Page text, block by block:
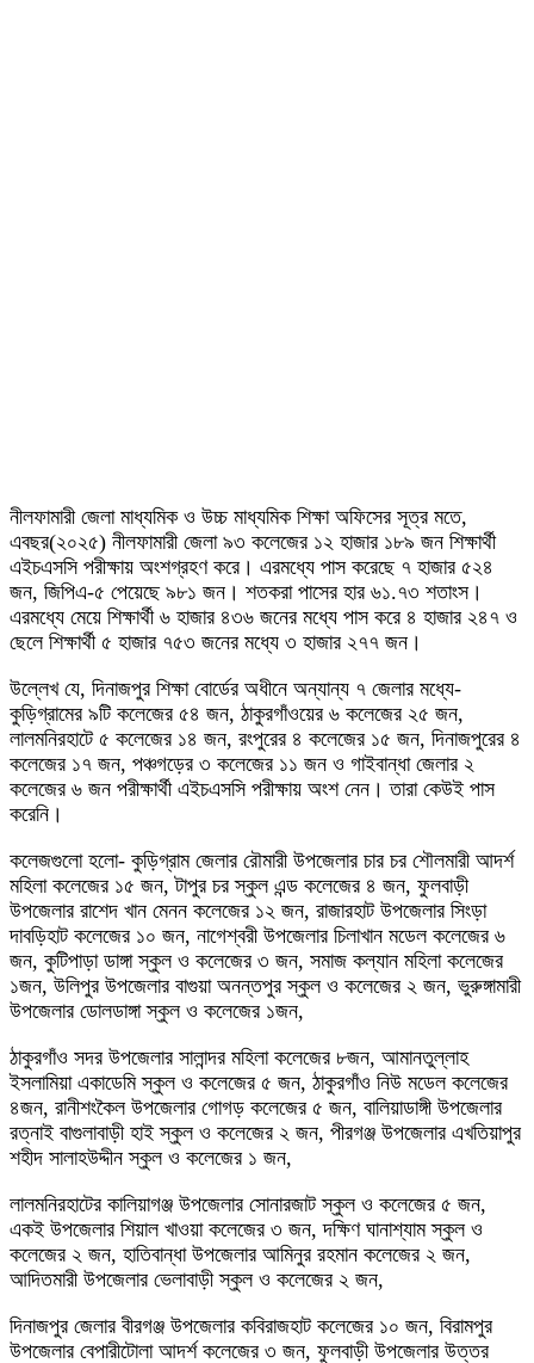
নীলফামারী জেলা মাধ্যমিক ও উচ্চ মাধ্যমিক শিক্ষা অফিসের সূত্র মতে,
এবছর(২০২৫) নীলফামারী জেলা ৯৩ কলেজের ১২ হাজার ১৮৯ জন শিক্ষার্থী
এইচএসসি পরীক্ষায় অংশগ্রহণ করে। এরমধ্যে পাস করেছে ৭ হাজার ৫২৪
জন, জিপিএ-৫ পেয়েছে ৯৮১ জন। শতকরা পাসের হার ৬১.৭৩ শতাংস।
এরমধ্যে মেয়ে শিক্ষার্থী ৬ হাজার ৪৩৬ জনের মধ্যে পাস করে ৪ হাজার ২৪৭ ও
ছেলে শিক্ষার্থী ৫ হাজার ৭৫৩ জনের মধ্যে ৩ হাজার ২৭৭ জন।
উল্লেখ যে, দিনাজপুর শিক্ষা বোর্ডের অধীনে অন্যান্য ৭ জেলার মধ্যে-
কুড়িগ্রামের ৯টি কলেজের ৫৪ জন, ঠাকুরগাঁওয়ের ৬ কলেজের ২৫ জন,
লালমনিরহাটে ৫ কলেজের ১৪ জন, রংপুরের ৪ কলেজের ১৫ জন, দিনাজপুরের ৪
কলেজের ১৭ জন, পঞ্চগড়ের ৩ কলেজের ১১ জন ও গাইবান্ধা জেলার ২
কলেজের ৬ জন পরীক্ষার্থী এইচএসসি পরীক্ষায় অংশ নেন। তারা কেউই পাস
করেনি।
কলেজগুলো হলো- কুড়িগ্রাম জেলার রৌমারী উপজেলার চার চর শৌলমারী আদর্শ
মহিলা কলেজের ১৫ জন, টাপুর চর স্কুল এন্ড কলেজের ৪ জন, ফুলবাড়ী
উপজেলার রাশেদ খান মেনন কলেজের ১২ জন, রাজারহাট উপজেলার সিংড়া
দাবড়িহাট কলেজের ১০ জন, নাগেশ্বরী উপজেলার চিলাখান মডেল কলেজের ৬
জন, কুটিপাড়া ডাঙ্গা স্কুল ও কলেজের ৩ জন, সমাজ কল্যান মহিলা কলেজের
১জন, উলিপুর উপজেলার বাগুয়া অনন্তপুর স্কুল ও কলেজের ২ জন, ভুরুঙ্গামারী
উপজেলার ডোলডাঙ্গা স্কুল ও কলেজের ১জন,
ঠাকুরগাঁও সদর উপজেলার সালান্দর মহিলা কলেজের ৮জন, আমানতুল্লাহ
ইসলামিয়া একাডেমি স্কুল ও কলেজের ৫ জন, ঠাকুরগাঁও নিউ মডেল কলেজের
৪জন, রানীশংকৈল উপজেলার গোগড় কলেজের ৫ জন, বালিয়াডাঙ্গী উপজেলার
রত্নাই বাগুলাবাড়ী হাই স্কুল ও কলেজের ২ জন, পীরগঞ্জ উপজেলার এখতিয়াপুর
শহীদ সালাহউদ্দীন স্কুল ও কলেজের ১ জন,
লালমনিরহাটের কালিয়াগঞ্জ উপজেলার সোনারজাট স্কুল ও কলেজের ৫ জন,
একই উপজেলার শিয়াল খাওয়া কলেজের ৩ জন, দক্ষিণ ঘানাশ্যাম স্কুল ও
কলেজের ২ জন, হাতিবান্ধা উপজেলার আমিনুর রহমান কলেজের ২ জন,
আদিতমারী উপজেলার ভেলাবাড়ী স্কুল ও কলেজের ২ জন,
দিনাজপুর জেলার বীরগঞ্জ উপজেলার কবিরাজহাট কলেজের ১০ জন, বিরামপুর
উপজেলার বেপারীটোলা আদর্শ কলেজের ৩ জন, ফুলবাড়ী উপজেলার উত্তর